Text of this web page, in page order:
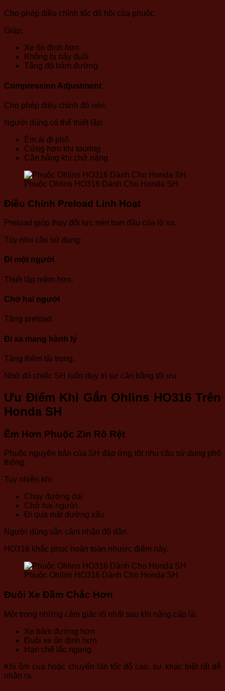
Cho phép điều chỉnh tốc độ hồi của phuộc.
Giúp:
Xe ổn định hơn
Không bị nảy đuôi
Tăng độ bám đường
Compression Adjustment
Cho phép điều chỉnh độ nén.
Người dùng có thể thiết lập:
Êm ái đi phố
Cứng hơn khi touring
Cân bằng khi chở nặng
Phuộc Ohlins HO316 Dành Cho Honda SH
Điều Chỉnh Preload Linh Hoạt
Preload giúp thay đổi lực nén ban đầu của lò xo.
Tùy nhu cầu sử dụng:
Đi một người
Thiết lập mềm hơn.
Chở hai người
Tăng preload.
Đi xa mang hành lý
Tăng thêm tải trọng.
Nhờ đó chiếc SH luôn duy trì sự cân bằng tối ưu.
Ưu Điểm Khi Gắn Ohlins HO316 Trên
Honda SH
Êm Hơn Phuộc Zin Rõ Rệt
Phuộc nguyên bản của SH đáp ứng tốt nhu cầu sử dụng phổ
thông.
Tuy nhiên khi:
Chạy đường dài
Chở hai người
Đi qua mặt đường xấu
Người dùng vẫn cảm nhận độ dằn.
HO316 khắc phục hoàn toàn nhược điểm này.
Phuộc Ohlins HO316 Dành Cho Honda SH
Đuôi Xe Đầm Chắc Hơn
Một trong những cảm giác rõ nhất sau khi nâng cấp là:
Xe bám đường hơn
Đuôi xe ổn định hơn
Hạn chế lắc ngang
Khi ôm cua hoặc chuyển làn tốc độ cao, sự khác biệt rất dễ
nhận ra.